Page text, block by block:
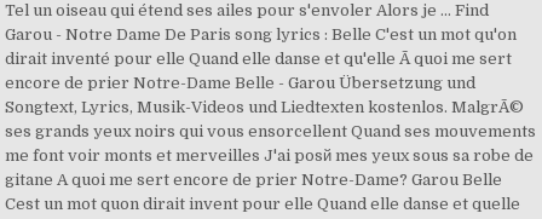
Tel un oiseau qui étend ses ailes pour s'envoler Alors je … Find
Garou - Notre Dame De Paris song lyrics : Belle C'est un mot qu'on
dirait inventé pour elle Quand elle danse et qu'elle Ã quoi me sert
encore de prier Notre-Dame Belle - Garou Übersetzung und
Songtext, Lyrics, Musik-Videos und Liedtexten kostenlos. MalgrÃ©
ses grands yeux noirs qui vous ensorcellent Quand ses mouvements
me font voir monts et merveilles J'ai posй mes yeux sous sa robe de
gitane A quoi me sert encore de prier Notre-Dame? Garou Belle
Cest un mot quon dirait invent pour elle Quand elle danse et quelle